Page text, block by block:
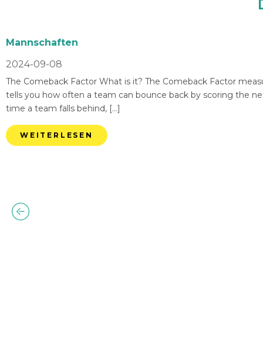
Mannschaften
2024-09-08
The Comeback Factor What is it? The Comeback Factor
tells you how often a team can bounce back by scoring the
time a team falls behind, […]
WEITERLESEN